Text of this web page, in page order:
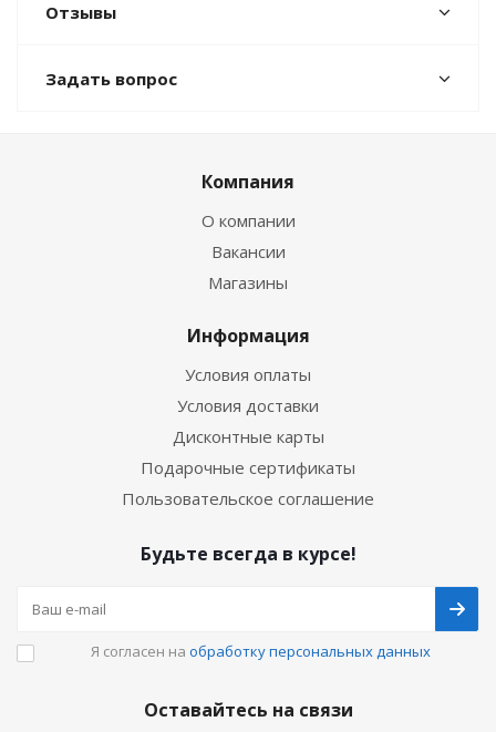
Отзывы
Задать вопрос
Компания
О компании
Вакансии
Магазины
Информация
Условия оплаты
Условия доставки
Дисконтные карты
Подарочные сертификаты
Пользовательское соглашение
Будьте всегда в курсе!
Я согласен на обработку персональных данных
Оставайтесь на связи